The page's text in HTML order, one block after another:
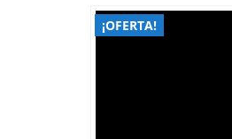
¡OFERTA!